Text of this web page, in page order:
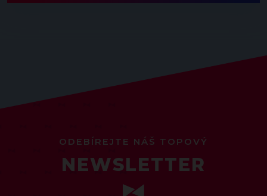
ODEBÍREJTE NÁŠ TOPOVÝ
NEWSLETTER